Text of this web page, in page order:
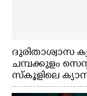
ദുരിതാശ്വാസ
ചമ്പക്കുളം
സ്കൂളിലെ
സെക്രട്ടറി